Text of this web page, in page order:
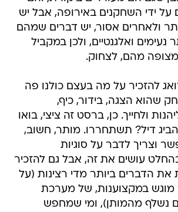
על ידי השחקנים באירופה, אבל יש
ולאחרים אסור, יש דברים שמהם
נעימים ואלגנטיים, ולכן במקביל
מהם, לצחוק.
להזכיר על מה בעצם כולנו פה
שהוא הצגה, בידור, כיף,
ולחייך. כן, ברסט זה ציצי, בואו
דיל? תשתחררו. מותר, חשוב,
וצריך לדבר על סוגיות
עושים את זה, אבל גם להזכיר
הדברים ביותר מדי רצינות (על
מוגש במקצוענות, של מערכת
נשלף מהמותן), ומי שמחפש